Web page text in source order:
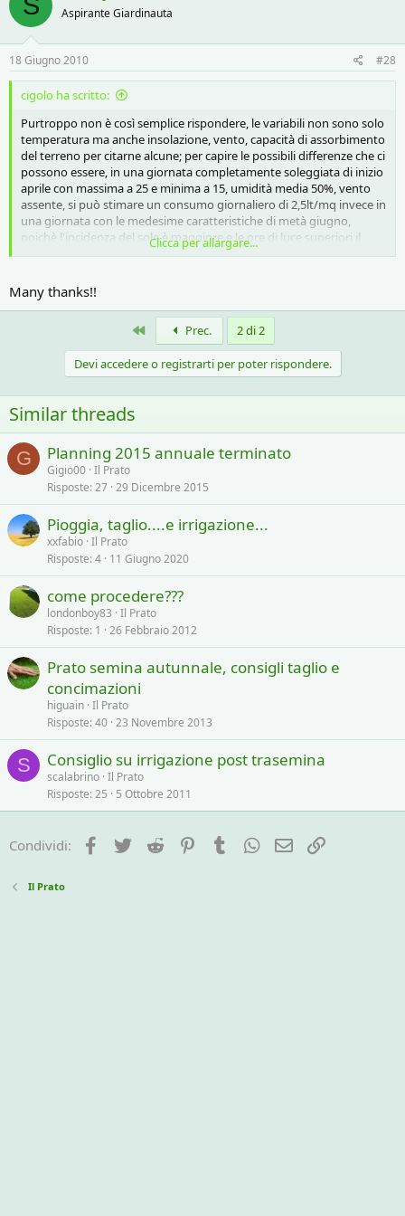
Aspirante Giardinauta
18 Giugno 2010 #28
cigolo ha scritto:
Purtroppo non è così semplice rispondere, le variabili non sono solo
temperatura ma anche insolazione, vento, capacità di assorbimento
del terreno per citarne alcune; per capire le possibili differenze che ci
possono essere, in una giornata completamente soleggiata di inizio
aprile con massima a 25 e minima a 15, umidità media 50%, vento
assente, si può stimare un consumo giornaliero di 2,5lt/mq invece in
una giornata con le medesime caratteristiche di metà giugno,
poichè l'incidenza del sole è maggiore e le ore di luce superiori il
prato può arrivare a consumare 3,5lt/mq. Tempo permettendo
sull'argomento.
Clicca per allargare...
Many thanks!!
Primo Prec. 2 di 2
Devi accedere o registrarti per poter rispondere.
Similar threads
G Planning 2015 annuale terminato
Gigio00 Il Prato
Risposte 27 29 Dicembre 2015
Pioggia, taglio....e irrigazione...
xxfabio Il Prato
Risposte 4 11 Giugno 2020
come procedere???
londonboy83 Il Prato
Risposte 1 26 Febbraio 2012
Prato semina autunnale, consigli taglio e
concimazioni
higuain Il Prato
Risposte 40 23 Novembre 2013
S Consiglio su irrigazione post trasemina
scalabrino Il Prato
Risposte 25 5 Ottobre 2011
Condividi: Facebook
Twitter Reddit PinterestTumblrWhatsApp
e-mail
Il Prato